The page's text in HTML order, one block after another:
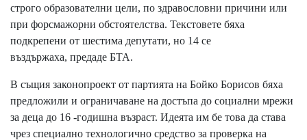
строго образователни цели, по здравословни причини или
при форсмажорни обстоятелства. Текстовете бяха
подкрепени от шестима депутати, но 14 се
въздържаха, предаде БТА.
В същия законопроект от партията на Бойко Борисов бяха
предложили и ограничаване на достъпа до социални мрежи
за деца до 16 -годишна възраст. Идеята им бе това да става
чрез специално технологично средство за проверка на